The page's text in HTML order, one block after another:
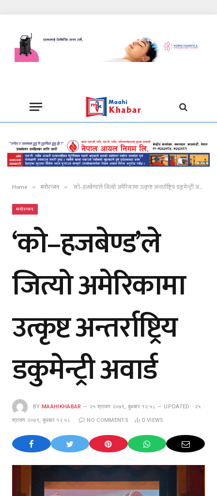
Home » मनोरन्जन » ‘को–हजबेण्ड’ले जित्यो अमेरिकामा उत्कृष्ट अन्तर्राष्ट्रिय डकुमेन्ट्री अवार्ड
मनोरन्जन
‘को–हजबेण्ड’ले
जित्यो अमेरिकामा
उत्कृष्ट अन्तर्राष्ट्रिय
डकुमेन्ट्री अवार्ड
BY MAAHIKHABAR २५ श्रावण २०७९, बुधबार १२:५८ UPDATED: २५
श्रावण २०७९, बुधबार १२:५८ NO COMMENTS 0 VIEWS